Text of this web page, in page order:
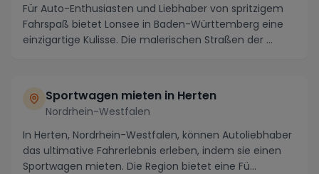
Für Auto-Enthusiasten und Liebhaber von spritzigem
Fahrspaß bietet Lonsee in Baden-Württemberg eine
einzigartige Kulisse. Die malerischen Straßen der ...
Sportwagen mieten in Herten
Nordrhein-Westfalen
In Herten, Nordrhein-Westfalen, können Autoliebhaber
das ultimative Fahrerlebnis erleben, indem sie einen
Sportwagen mieten. Die Region bietet eine Fü...